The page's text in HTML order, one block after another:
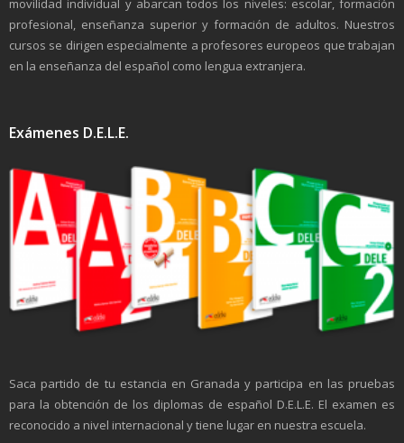
movilidad individual y abarcan todos los niveles: escolar, formación
profesional, enseñanza superior y formación de adultos. Nuestros
cursos se dirigen especialmente a profesores europeos que trabajan
en la enseñanza del español como lengua extranjera.
Exámenes D.E.L.E.
Saca partido de tu estancia en Granada y participa en las pruebas
para la obtención de los diplomas de español D.E.L.E. El examen es
reconocido a nivel internacional y tiene lugar en nuestra escuela.